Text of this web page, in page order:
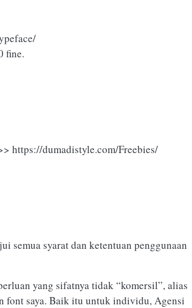
fine.
https://dumadistyle.com/Freebies/
semua syarat dan ketentuan penggunaan
yang sifatnya tidak “komersil”, alias
font saya. Baik itu untuk individu, Agensi